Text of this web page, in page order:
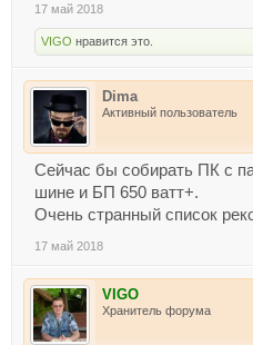
17 май 2018
VIGO нравится это.
Dima
Активный пользователь
Сейчас бы собирать ПК с
шине и БП 650 ватт+.
Очень странный список
17 май 2018
VIGO
Хранитель форума